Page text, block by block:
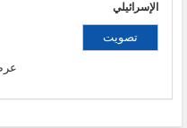
الإسرائيلي